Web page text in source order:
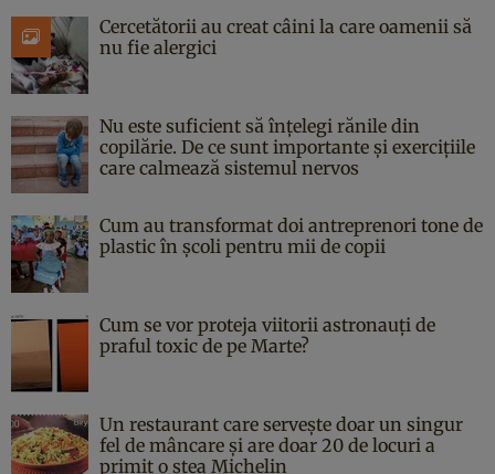
Cercetătorii au creat câini la care oamenii să
nu fie alergici
Nu este suficient să înțelegi rănile din
copilărie. De ce sunt importante și exercițiile
care calmează sistemul nervos
Cum au transformat doi antreprenori tone de
plastic în școli pentru mii de copii
Cum se vor proteja viitorii astronauți de
praful toxic de pe Marte?
Un restaurant care servește doar un singur
fel de mâncare și are doar 20 de locuri a
primit o stea Michelin